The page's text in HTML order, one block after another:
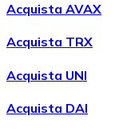
Acquista AVAX
Acquista TRX
Acquista UNI
Acquista DAI